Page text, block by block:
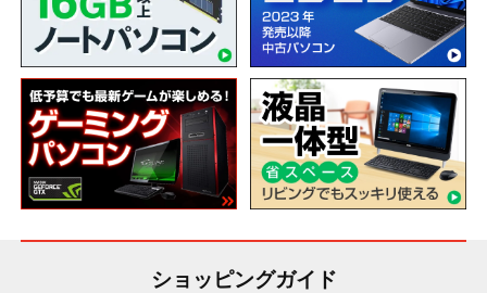
ショッピングガイド